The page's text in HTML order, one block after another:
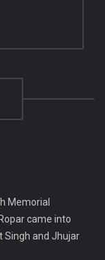
Memorial
came into
Singh and Jhujar